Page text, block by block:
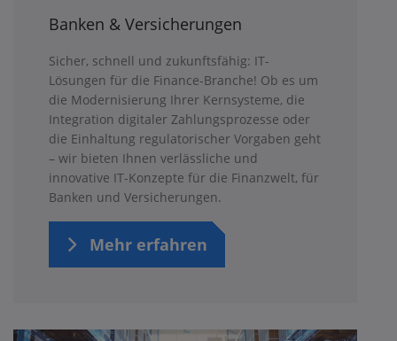
Banken & Versicherungen
Sicher, schnell und zukunftsfähig: IT-
Lösungen für die Finance-Branche! Ob es um
die Modernisierung Ihrer Kernsysteme, die
Integration digitaler Zahlungsprozesse oder
die Einhaltung regulatorischer Vorgaben geht
– wir bieten Ihnen verlässliche und
innovative IT-Konzepte für die Finanzwelt, für
Banken und Versicherungen.
Mehr erfahren